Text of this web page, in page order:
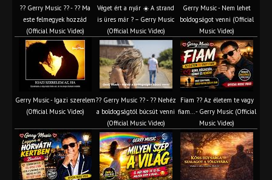
?? Gerry Music ?? - ?? Ma
este felmegyek hozzád
(Official Music Video)
Véget ért a nyár ☀️ A strand
is üres már ? – Gerry Music
(Official Music Video)
Gerry Music - Nem lehet
boldogságot venni (Official
Music Video)
Gerry Music - Igazi szerelem
(Official Music Video)
?? Gerry Music ?? - ?? Nehéz
a boldogságtól búcsút venni
(Official Music Video)
Fiam ?‍? Az életem te vagy
fiam... - Gerry Music (Official
Music Video)